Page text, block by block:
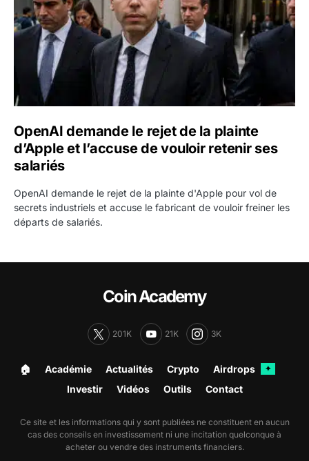
OpenAI demande le rejet de la plainte
d’Apple et l’accuse de vouloir retenir ses
salariés
OpenAI demande le rejet de la plainte d'Apple pour vol de
secrets industriels et accuse le fabricant de vouloir freiner les
départs de salariés.
Coin Academy
201K 21K 3K
🏠︎ Académie Actualités Crypto Airdrops ✦
Investir Vidéos Outils Contact
Ce site et les informations qui y sont publiées ne constituent en aucun
cas des conseils en investissement ni une incitation quelconque à
acheter ou vendre des instruments financiers.